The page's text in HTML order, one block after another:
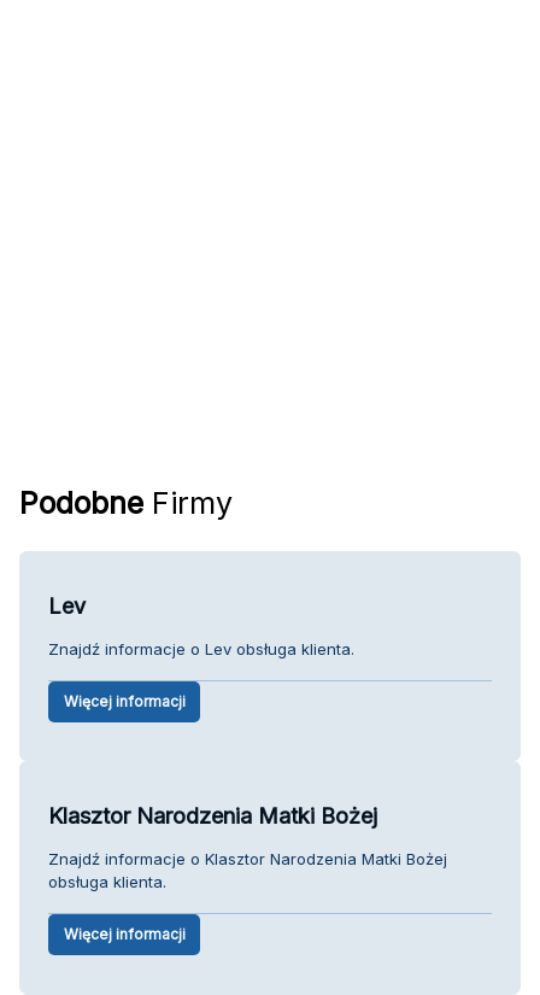
Podobne Firmy
Lev
Znajdź informacje o Lev obsługa klienta.
Więcej informacji
Klasztor Narodzenia Matki Bożej
Znajdź informacje o Klasztor Narodzenia Matki Bożej
obsługa klienta.
Więcej informacji